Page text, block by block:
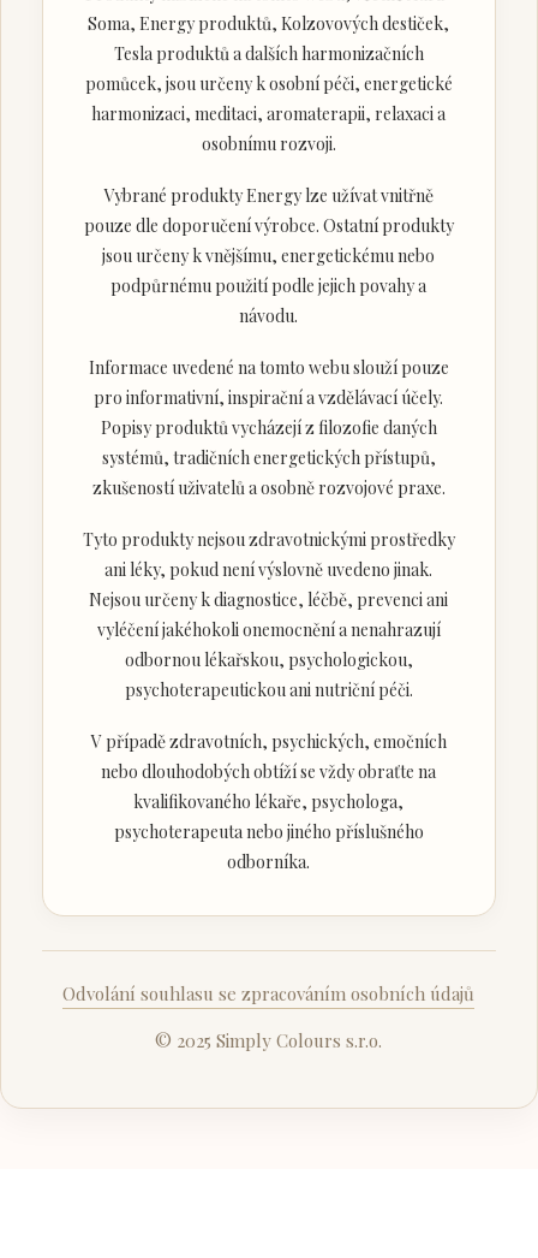
Soma, Energy produktů, Kolzovových destiček,
Tesla produktů a dalších harmonizačních
pomůcek, jsou určeny k osobní péči, energetické
harmonizaci, meditaci, aromaterapii, relaxaci a
osobnímu rozvoji.
Vybrané produkty Energy lze užívat vnitřně
pouze dle doporučení výrobce. Ostatní produkty
jsou určeny k vnějšímu, energetickému nebo
podpůrnému použití podle jejich povahy a
návodu.
Informace uvedené na tomto webu slouží pouze
pro informativní, inspirační a vzdělávací účely.
Popisy produktů vycházejí z filozofie daných
systémů, tradičních energetických přístupů,
zkušeností uživatelů a osobně rozvojové praxe.
Tyto produkty nejsou zdravotnickými prostředky
ani léky, pokud není výslovně uvedeno jinak.
Nejsou určeny k diagnostice, léčbě, prevenci ani
vyléčení jakéhokoli onemocnění a nenahrazují
odbornou lékařskou, psychologickou,
psychoterapeutickou ani nutriční péči.
V případě zdravotních, psychických, emočních
nebo dlouhodobých obtíží se vždy obraťte na
kvalifikovaného lékaře, psychologa,
psychoterapeuta nebo jiného příslušného
odborníka.
Odvolání souhlasu se zpracováním osobních údajů
© 2025 Simply Colours s.r.o.